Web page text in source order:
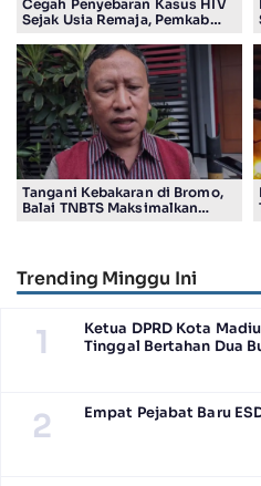
Cegah Penyebaran Kasus HIV
Sejak Usia Remaja, Pemkab
Pelajar
Tangani Kebakaran di Bromo,
Balai TNBTS Maksimalkan
Trending Minggu Ini
1
Ketua DPRD Kota
Tinggal Bertahan Dua
2 Empat Pejabat Baru